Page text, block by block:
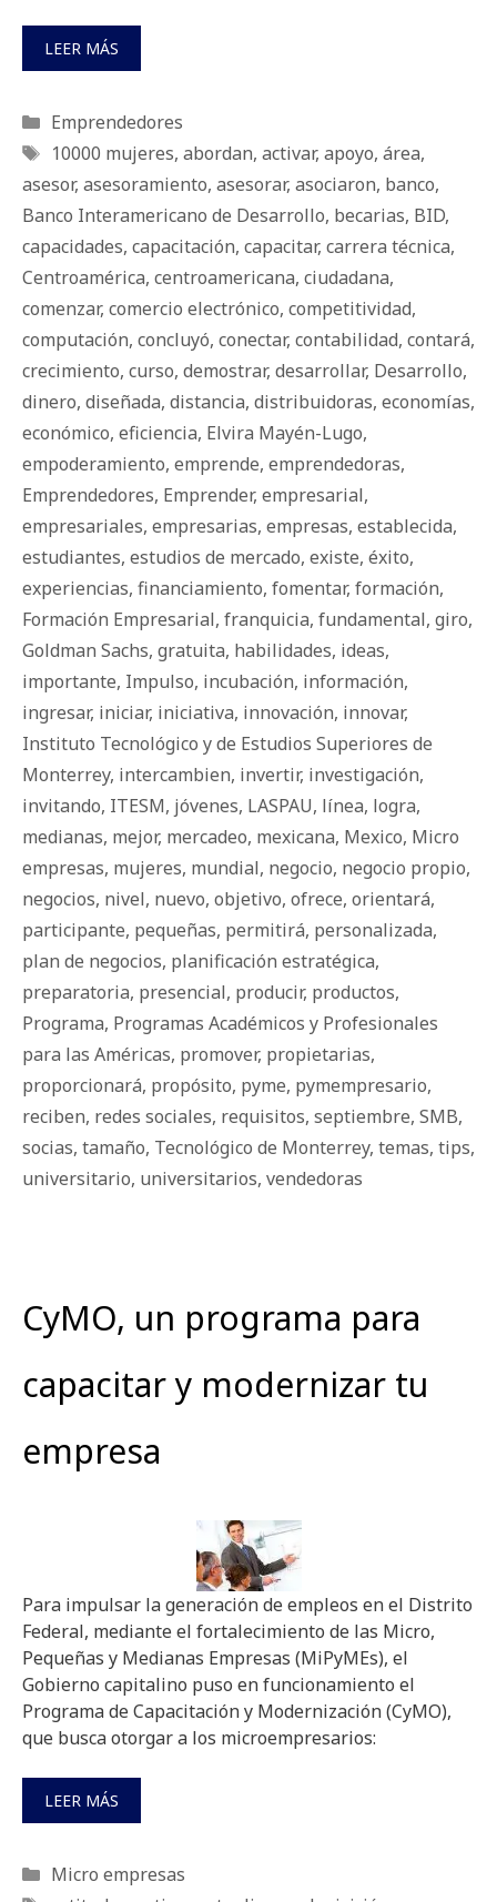
LEER MÁS
Categorías
Emprendedores
Etiquetas
10000 mujeres, abordan, activar, apoyo, área,
asesor, asesoramiento, asesorar, asociaron, banco,
Banco Interamericano de Desarrollo, becarias, BID,
capacidades, capacitación, capacitar, carrera técnica,
Centroamérica, centroamericana, ciudadana,
comenzar, comercio electrónico, competitividad,
computación, concluyó, conectar, contabilidad, contará,
crecimiento, curso, demostrar, desarrollar, Desarrollo,
dinero, diseñada, distancia, distribuidoras, economías,
económico, eficiencia, Elvira Mayén-Lugo,
empoderamiento, emprende, emprendedoras,
Emprendedores, Emprender, empresarial,
empresariales, empresarias, empresas, establecida,
estudiantes, estudios de mercado, existe, éxito,
experiencias, financiamiento, fomentar, formación,
Formación Empresarial, franquicia, fundamental, giro,
Goldman Sachs, gratuita, habilidades, ideas,
importante, Impulso, incubación, información,
ingresar, iniciar, iniciativa, innovación, innovar,
Instituto Tecnológico y de Estudios Superiores de
Monterrey, intercambien, invertir, investigación,
invitando, ITESM, jóvenes, LASPAU, línea, logra,
medianas, mejor, mercadeo, mexicana, Mexico, Micro
empresas, mujeres, mundial, negocio, negocio propio,
negocios, nivel, nuevo, objetivo, ofrece, orientará,
participante, pequeñas, permitirá, personalizada,
plan de negocios, planificación estratégica,
preparatoria, presencial, producir, productos,
Programa, Programas Académicos y Profesionales
para las Américas, promover, propietarias,
proporcionará, propósito, pyme, pymempresario,
reciben, redes sociales, requisitos, septiembre, SMB,
socias, tamaño, Tecnológico de Monterrey, temas, tips,
universitario, universitarios, vendedoras
CyMO, un programa para
capacitar y modernizar tu
empresa
Para impulsar la generación de empleos en el Distrito
Federal, mediante el fortalecimiento de las Micro,
Pequeñas y Medianas Empresas (MiPyMEs), el
Gobierno capitalino puso en funcionamiento el
Programa de Capacitación y Modernización (CyMO),
que busca otorgar a los microempresarios:
LEER MÁS
Categorías
Micro empresas